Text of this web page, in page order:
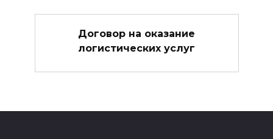
Договор на оказание
логистических услуг